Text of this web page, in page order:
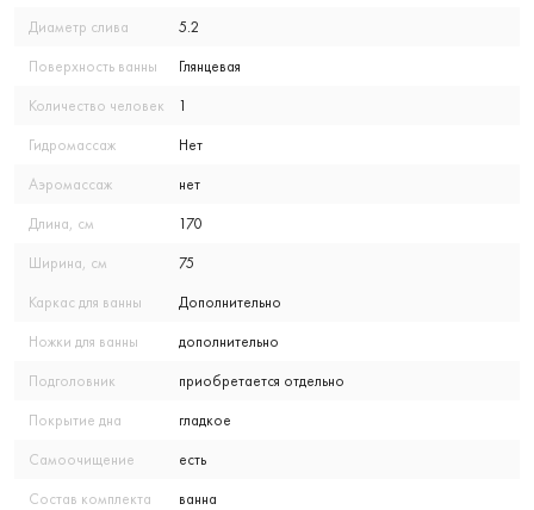
Диаметр слива 5.2
Поверхность ванны Глянцевая
Количество человек 1
Гидромассаж Нет
Аэромассаж нет
Длина, см 170
Ширина, см 75
Каркас для ванны Дополнительно
Ножки для ванны дополнительно
Подголовник приобретается отдельно
Покрытие дна гладкое
Самоочищение есть
Состав комплекта ванна